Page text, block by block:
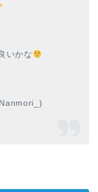
いかな